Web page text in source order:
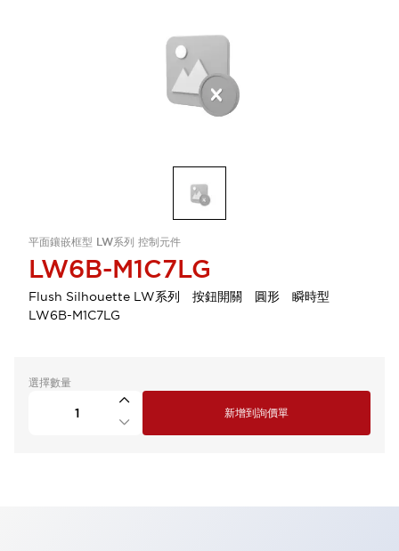
平面鑲嵌框型 LW系列 控制元件
LW6B-M1C7LG
Flush Silhouette LW系列 按鈕開關 圓形 瞬時型
LW6B-M1C7LG
選擇數量
新增到詢價單